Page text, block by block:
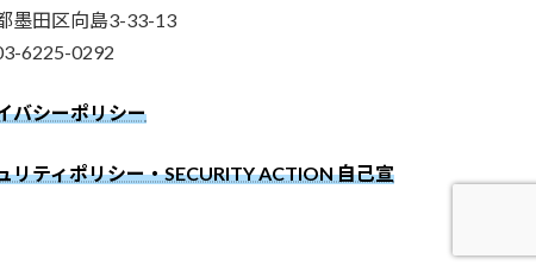
墨田区向島3-33-13
6225-0292
バシーポリシー
リティポリシー・SECURITY ACTION 自己宣